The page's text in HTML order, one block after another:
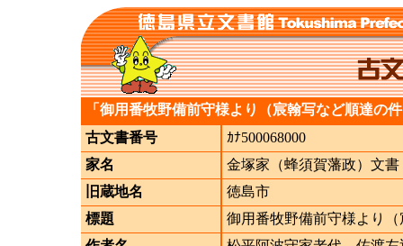
「御用番牧野備前守様より（宸翰写など順達の
古文書番号
ｶﾅ500068000
家名
金塚家（蜂須賀藩政）文書
旧蔵地名
徳島市
標題
御用番牧野備前守様より